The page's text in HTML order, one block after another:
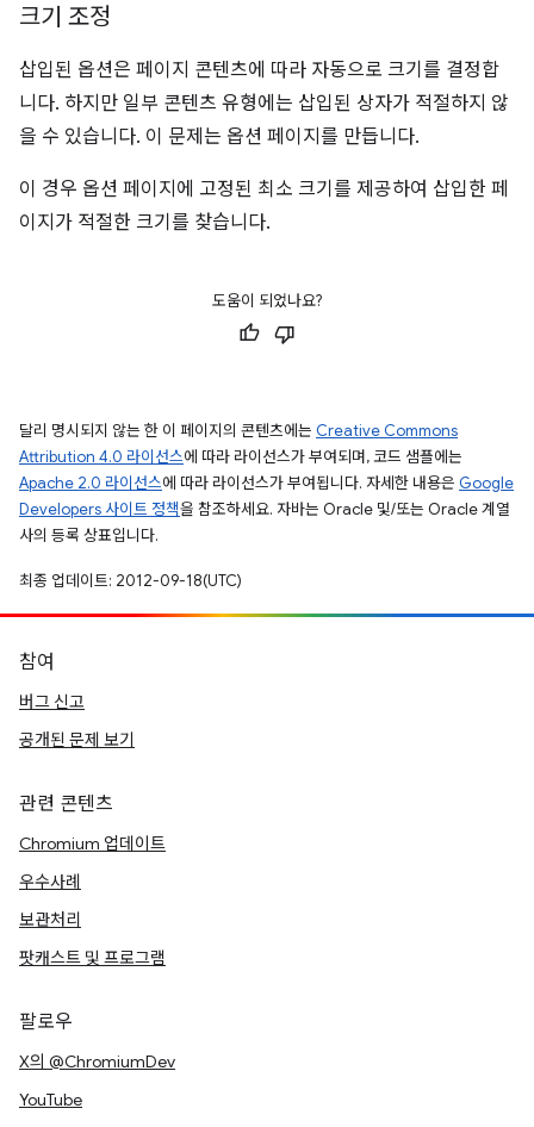
크기 조정
삽입된 옵션은 페이지 콘텐츠에 따라 자동으로 크기를 결정합
니다. 하지만 일부 콘텐츠 유형에는 삽입된 상자가 적절하지 않
을 수 있습니다. 이 문제는 옵션 페이지를 만듭니다.
이 경우 옵션 페이지에 고정된 최소 크기를 제공하여 삽입한 페
이지가 적절한 크기를 찾습니다.
도움이 되었나요?
달리 명시되지 않는 한 이 페이지의 콘텐츠에는 Creative Commons
Attribution 4.0 라이선스에 따라 라이선스가 부여되며, 코드 샘플에는
Apache 2.0 라이선스에 따라 라이선스가 부여됩니다. 자세한 내용은 Google
Developers 사이트 정책을 참조하세요. 자바는 Oracle 및/또는 Oracle 계열
사의 등록 상표입니다.
최종 업데이트: 2012-09-18(UTC)
참여
버그 신고
공개된 문제 보기
관련 콘텐츠
Chromium 업데이트
우수사례
보관처리
팟캐스트 및 프로그램
팔로우
X의 @ChromiumDev
YouTube